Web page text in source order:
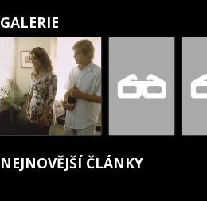
GALERIE
NEJNOVĚJŠÍ ČLÁNKY